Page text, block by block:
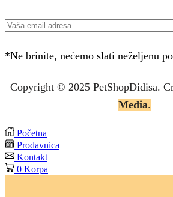
*Ne brinite, nećemo slati neželjenu
Copyright © 2025 PetShopDidisa.
Media.
Početna
Prodavnica
Kontakt
0 Korpa